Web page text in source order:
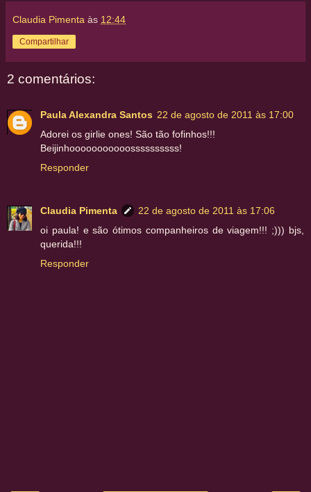
Claudia Pimenta às 12:44
Compartilhar
2 comentários:
Paula Alexandra Santos 22 de agosto de 2011 às 17:00
Adorei os girlie ones! São tão fofinhos!!!
Beijinhooooooooooossssssssss!
Responder
Claudia Pimenta
22 de agosto de 2011 às 17:06
oi paula! e são ótimos companheiros de viagem!!! ;))) bjs,
querida!!!
Responder